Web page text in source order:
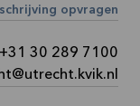
opvragen
+31 30 289 7100